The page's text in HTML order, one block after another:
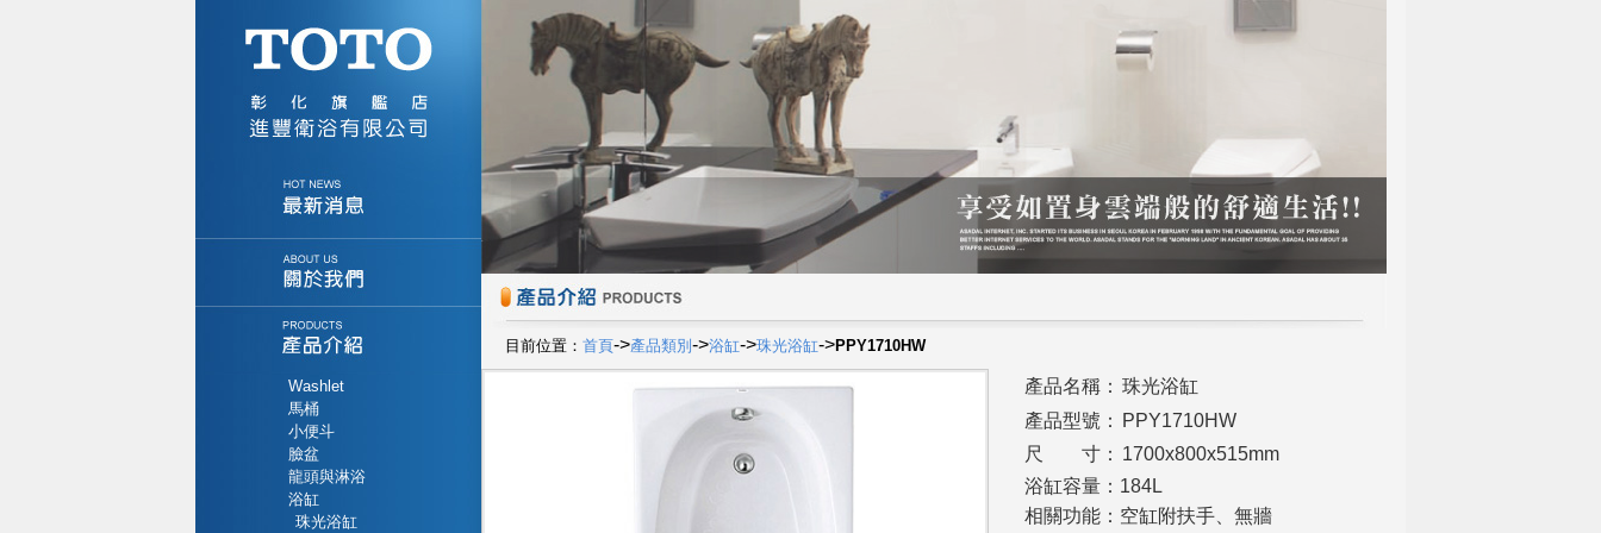
Washlet
馬桶
小便斗
臉盆
龍頭與淋浴
浴缸
珠光浴缸
目前位置： 首頁->產品類別 ->浴缸->珠光浴缸->PPY1710HW
產品名稱： 珠光浴缸
產品型號：
PPY1710HW
尺 寸： 1700x800x515mm
浴缸容量：184L
相關功能：空缸附扶手、無牆